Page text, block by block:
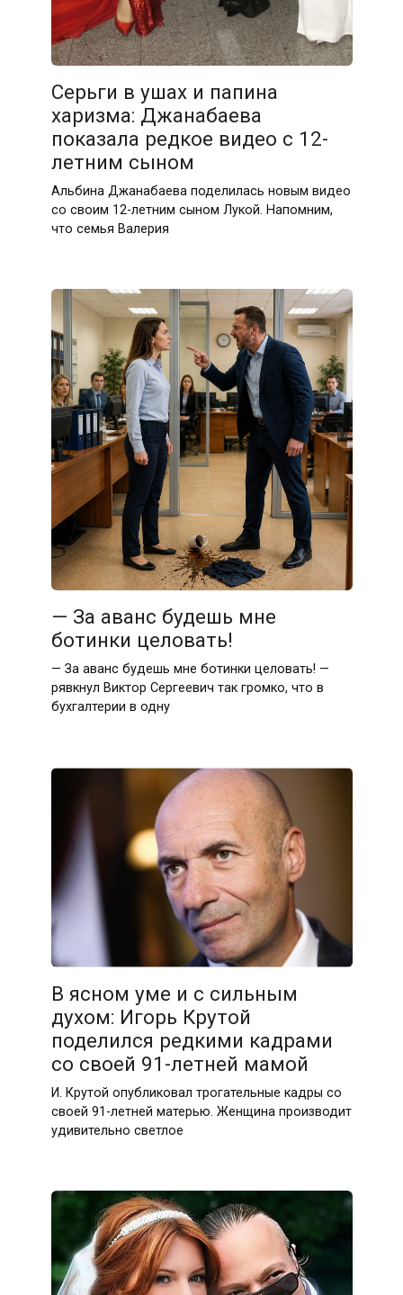
Серьги в ушах и папина
харизма: Джанабаева
показала редкое видео с 12-
летним сыном
Альбина Джанабаева поделилась новым видео
со своим 12-летним сыном Лукой. Напомним,
что семья Валерия
— За аванс будешь мне
ботинки целовать!
— За аванс будешь мне ботинки целовать! —
рявкнул Виктор Сергеевич так громко, что в
бухгалтерии в одну
В ясном уме и с сильным
духом: Игорь Крутой
поделился редкими кадрами
со своей 91-летней мамой
И. Крутой опубликовал трогательные кадры со
своей 91-летней матерью. Женщина производит
удивительно светлое